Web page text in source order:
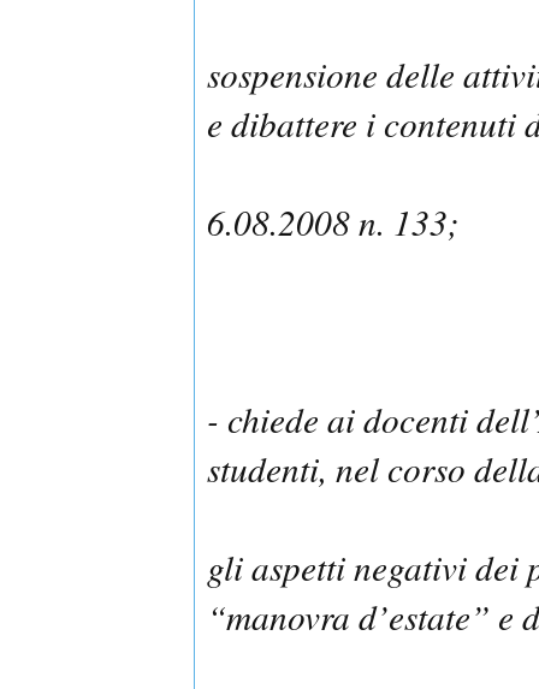
sospensione delle
e dibattere i contenuti
6.08.2008 n. 133;
- chiede ai docenti
studenti, nel corso
gli aspetti negativi dei
“manovra d’estate” e